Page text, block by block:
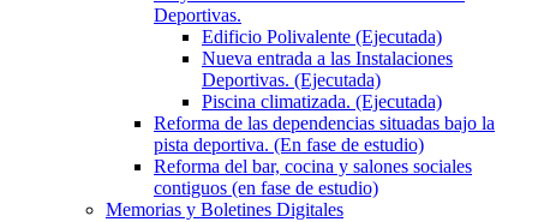
Deportivas.
Edificio Polivalente (Ejecutada)
Nueva entrada a las Instalaciones
Deportivas. (Ejecutada)
Piscina climatizada. (Ejecutada)
Reforma de las dependencias situadas bajo la
pista deportiva. (En fase de estudio)
Reforma del bar, cocina y salones sociales
contiguos (en fase de estudio)
Memorias y Boletines Digitales